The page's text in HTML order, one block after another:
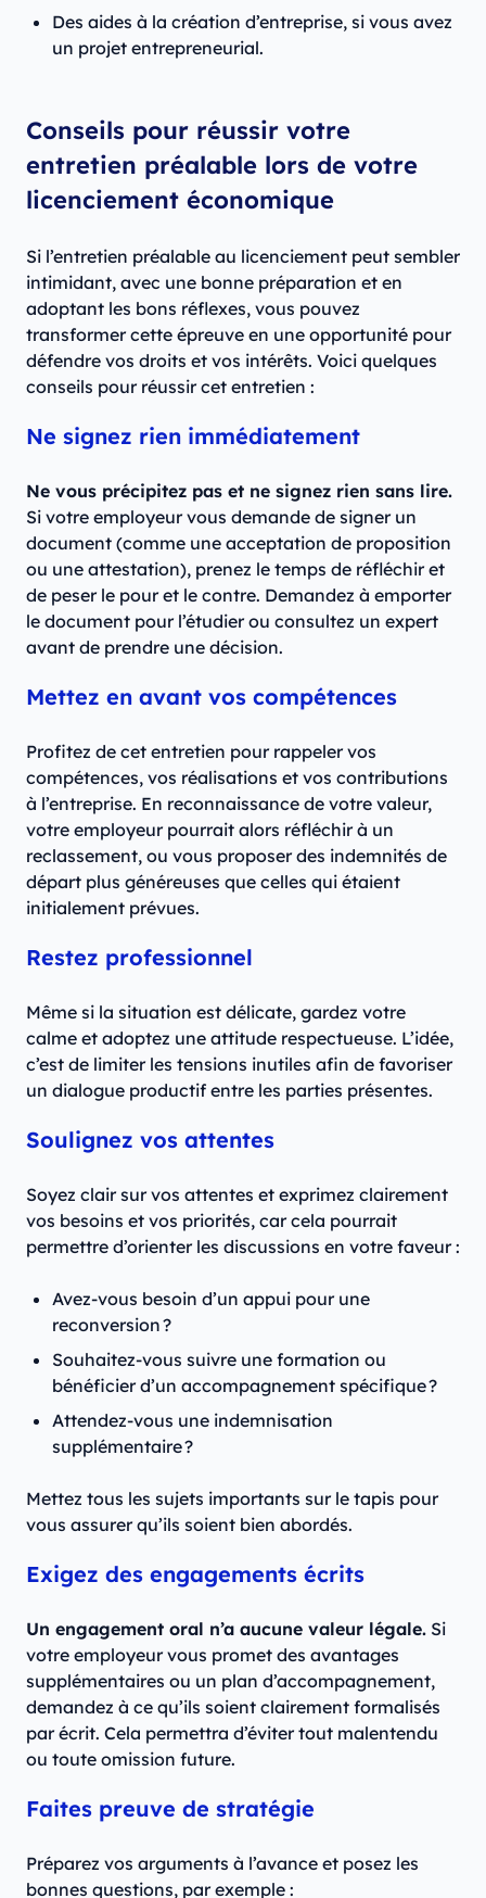
Des aides à la création d’entreprise, si vous avez
un projet entrepreneurial.
Conseils pour réussir votre
entretien préalable lors de votre
licenciement économique
Si l’entretien préalable au licenciement peut sembler
intimidant, avec une bonne préparation et en
adoptant les bons réflexes, vous pouvez
transformer cette épreuve en une opportunité pour
défendre vos droits et vos intérêts. Voici quelques
conseils pour réussir cet entretien :
Ne signez rien immédiatement
Ne vous précipitez pas et ne signez rien sans lire.
Si votre employeur vous demande de signer un
document (comme une acceptation de proposition
ou une attestation), prenez le temps de réfléchir et
de peser le pour et le contre. Demandez à emporter
le document pour l’étudier ou consultez un expert
avant de prendre une décision.
Mettez en avant vos compétences
Profitez de cet entretien pour rappeler vos
compétences, vos réalisations et vos contributions
à l’entreprise. En reconnaissance de votre valeur,
votre employeur pourrait alors réfléchir à un
reclassement, ou vous proposer des indemnités de
départ plus généreuses que celles qui étaient
initialement prévues.
Restez professionnel
Même si la situation est délicate, gardez votre
calme et adoptez une attitude respectueuse. L’idée,
c’est de limiter les tensions inutiles afin de favoriser
un dialogue productif entre les parties présentes.
Soulignez vos attentes
Soyez clair sur vos attentes et exprimez clairement
vos besoins et vos priorités, car cela pourrait
permettre d’orienter les discussions en votre faveur :
Avez-vous besoin d’un appui pour une
reconversion ?
Souhaitez-vous suivre une formation ou
bénéficier d’un accompagnement spécifique ?
Attendez-vous une indemnisation
supplémentaire ?
Mettez tous les sujets importants sur le tapis pour
vous assurer qu’ils soient bien abordés.
Exigez des engagements écrits
Un engagement oral n’a aucune valeur légale. Si
votre employeur vous promet des avantages
supplémentaires ou un plan d’accompagnement,
demandez à ce qu’ils soient clairement formalisés
par écrit. Cela permettra d’éviter tout malentendu
ou toute omission future.
Faites preuve de stratégie
Préparez vos arguments à l’avance et posez les
bonnes questions, par exemple :